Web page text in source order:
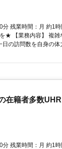
残業時間：月 約1時
★ 【業務内容】 複雑
の訪問数を自身の体
在籍者多数UHR
残業時間：月 約1時